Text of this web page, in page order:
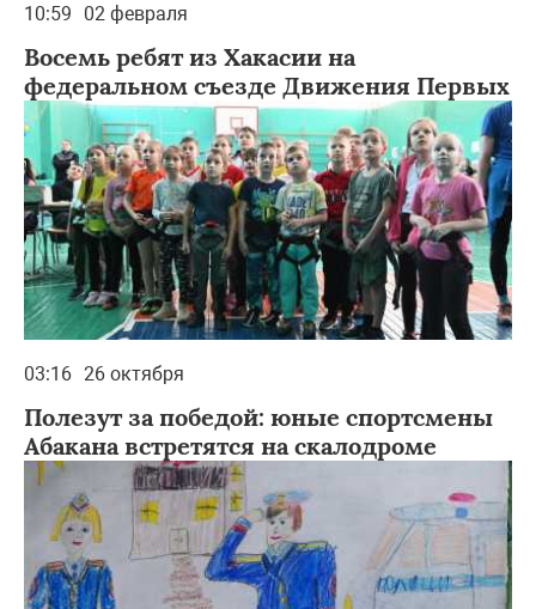
10:59 02 февраля
Восемь ребят из Хакасии на
федеральном съезде Движения Первых
03:16 26 октября
Полезут за победой: юные спортсмены
Абакана встретятся на скалодроме